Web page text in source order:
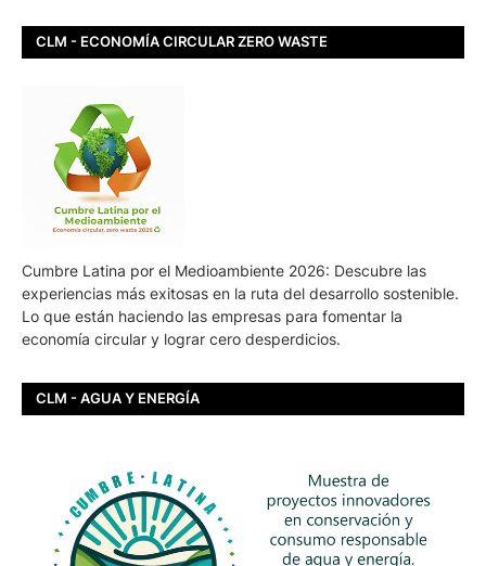
CLM - ECONOMÍA CIRCULAR ZERO WASTE
Cumbre Latina por el Medioambiente 2026: Descubre las
experiencias más exitosas en la ruta del desarrollo sostenible.
Lo que están haciendo las empresas para fomentar la
economía circular y lograr cero desperdicios.
CLM - AGUA Y ENERGÍA